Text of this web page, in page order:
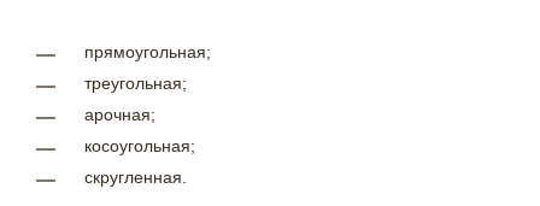
прямоугольная;
треугольная;
арочная;
косоугольная;
скругленная.